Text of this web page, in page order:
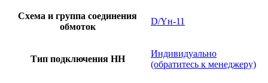
Схема и группа соединения
обмоток
D/Yн-11
Тип подключения НН
Индивидуально
(обратитесь к менеджеру)